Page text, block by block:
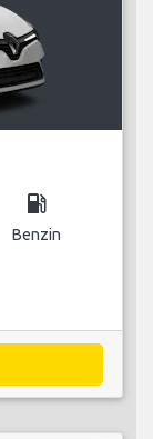
local_gas_station
Benzin